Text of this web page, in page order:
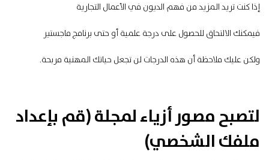
إذا كنت تريد المزيد من فهم الديون في الأعمال التجارية
فيمكنك الالتحاق للحصول على درجة علمية أو حتى برنامج ماجستير
ولكن عليك ملاحظة أن هذه الدرجات لن تجعل حياتك المهنية مربحة.
لتصبح مصور أزياء لمجلة (قم بإعداد
ملفك الشخصي)